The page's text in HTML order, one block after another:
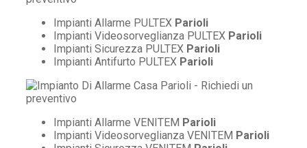
Impianti Allarme PULTEX Parioli
Impianti Videosorveglianza PULTEX Parioli
Impianti Sicurezza PULTEX Parioli
Impianti Antifurto PULTEX Parioli
Impianti Allarme VENITEM Parioli
Impianti Videosorveglianza VENITEM Parioli